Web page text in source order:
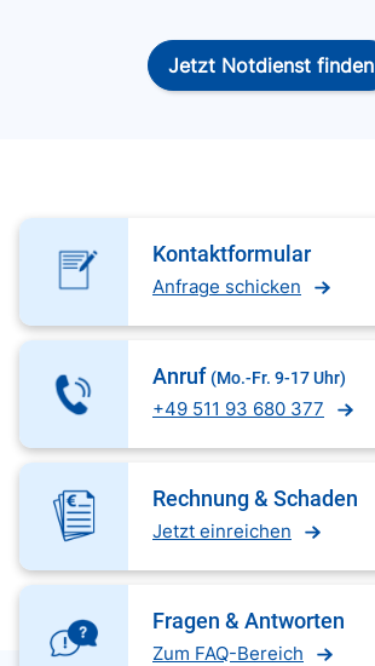
Jetzt Notdienst finden
Kontaktformular
Anfrage schicken
Anruf (Mo.-Fr. 9-17 Uhr)
+49 511 93 680 377
Rechnung & Schaden
Jetzt einreichen
Fragen & Antworten
Zum FAQ-Bereich